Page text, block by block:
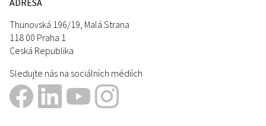
ADRESA
Thunovská 196/19, Malá Strana
118 00 Praha 1
Ceská Republika
Sledujte nás na sociálních médiích